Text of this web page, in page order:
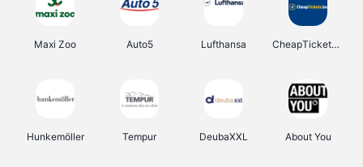
Maxi Zoo Auto5 Lufthansa CheapTickets.be
Hunkemöller Tempur DeubaXXL About You